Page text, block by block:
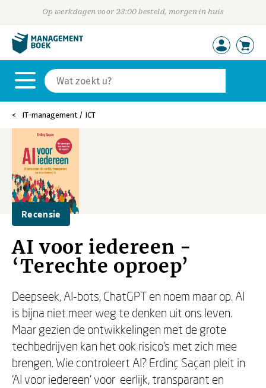
Op werkdagen voor 23:00 besteld, morgen in huis
IT-management / ICT
Recensie
AI voor iedereen -
‘Terechte oproep’
Deepseek, AI-bots, ChatGPT en noem maar op. AI
is bijna niet meer weg te denken uit ons leven.
Maar gezien de ontwikkelingen met de grote
techbedrijven kan het ook risico’s met zich mee
brengen. Wie controleert AI? Erdinç Saçan pleit in
‘AI voor iedereen’ voor eerlijk, transparant en